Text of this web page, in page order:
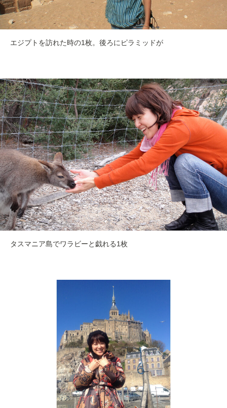
エジプトを訪れた時の1枚。後ろにピラミッドが
タスマニア島でワラビーと戯れる1枚